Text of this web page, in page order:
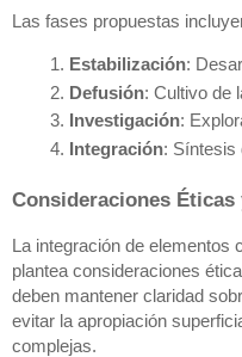
Las fases propuestas
Estabilización:
Defusión: Cultivo de
Investigación:
Integración: Síntesis
Consideraciones
La integración de elementos
plantea consideraciones
deben mantener claridad
evitar la apropiación
complejas.